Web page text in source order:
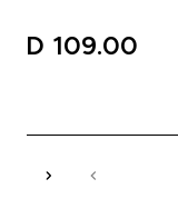
109.00 AED‎